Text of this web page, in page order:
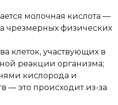
молочная кислота —
чрезмерных физических
клеток, участвующих в
реакции организма;
кислорода и
— это происходит из-за